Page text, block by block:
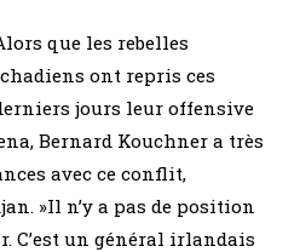
que les rebelles
ont repris ces
jours leur offensive
Bernard Kouchner a très
avec ce conflit,
»Il n’y a pas de position
C’est un général irlandais